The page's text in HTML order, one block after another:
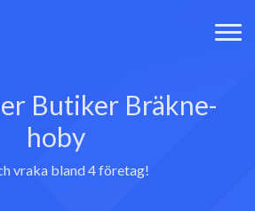
Butiker Bräkne-
hoby
vraka bland 4 företag!